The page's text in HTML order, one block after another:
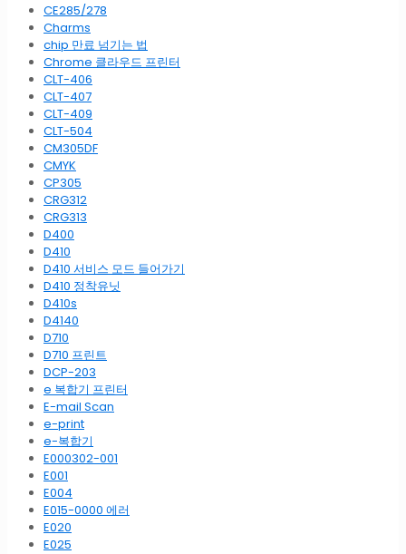
CE285/278
Charms
chip 만료 넘기는 법
Chrome 클라우드 프린터
CLT-406
CLT-407
CLT-409
CLT-504
CM305DF
CMYK
CP305
CRG312
CRG313
D400
D410
D410 서비스 모드 들어가기
D410 정착유닛
D410s
D4140
D710
D710 프린트
DCP-203
e 복합기 프린터
E-mail Scan
e-print
e-복합기
E000302-001
E001
E004
E015-0000 에러
E020
E025